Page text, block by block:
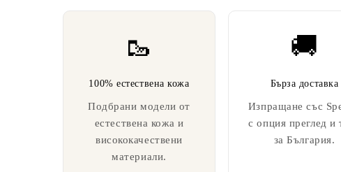
🥾
100% естествена кожа
Подбрани модели от
естествена кожа и
висококачествени
материали.
🚚
Бърза доставка
Изпращане със
с опция преглед и
за България.